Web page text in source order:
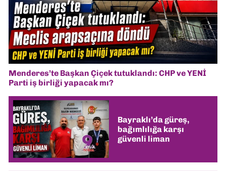
Menderes’te Başkan Çiçek tutuklandı: CHP ve YENİ
Parti iş birliği yapacak mı?
Bayraklı’da güreş,
bağımlılığa karşı
güvenli liman